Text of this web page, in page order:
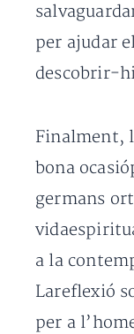
per ajudar
descobrir-
Finalment,
bona
germans
a la
Lareflexió
per a